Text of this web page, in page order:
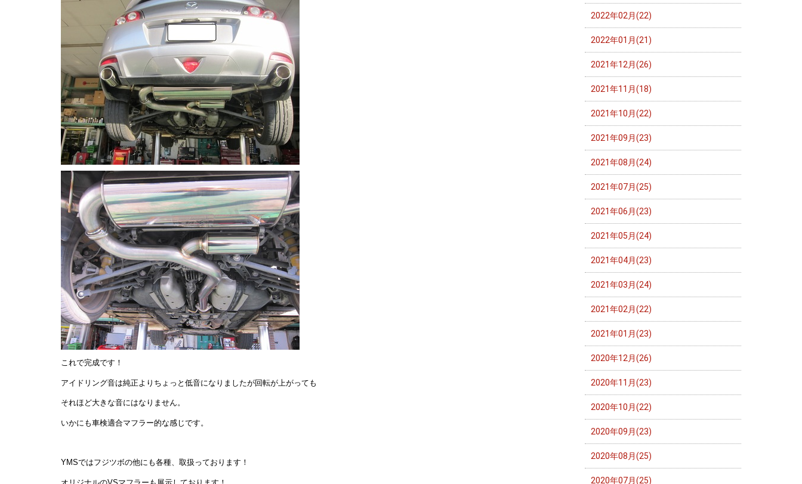
これで完成です！
アイドリング音は純正よりちょっと低音になりましたが回転が上がっても
それほど大きな音にはなりません。
いかにも車検適合マフラー的な感じです。
YMSではフジツボの他にも各種、取扱っております！
2022年02月(22)
2022年01月(21)
2021年12月(26)
2021年11月(18)
2021年10月(22)
2021年09月(23)
2021年08月(24)
2021年07月(25)
2021年06月(23)
2021年05月(24)
2021年04月(23)
2021年03月(24)
2021年02月(22)
2021年01月(23)
2020年12月(26)
2020年11月(23)
2020年10月(22)
2020年09月(23)
2020年08月(25)
2020年07月(25)